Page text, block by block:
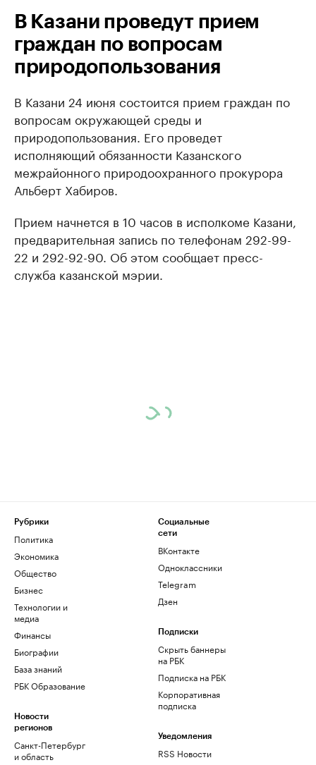
В Казани проведут прием
граждан по вопросам
природопользования
В Казани 24 июня состоится прием граждан по
вопросам окружающей среды и
природопользования. Его проведет
исполняющий обязанности Казанского
межрайонного природоохранного прокурора
Альберт Хабиров.
Прием начнется в 10 часов в исполкоме Казани,
предварительная запись по телефонам 292-99-
22 и 292-92-90. Об этом сообщает пресс-
служба казанской мэрии.
Рубрики
Политика
Экономика
Общество
Бизнес
Технологии и
медиа
Финансы
Биографии
База знаний
РБК Образование
Новости
регионов
Санкт-Петербург
и область
Социальные
сети
ВКонтакте
Одноклассники
Telegram
Дзен
Подписки
Скрыть баннеры
на РБК
Подписка на РБК
Корпоративная
подписка
Уведомления
RSS Новости